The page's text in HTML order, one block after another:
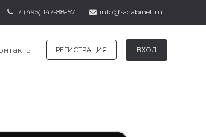
7 (495) 147-88-57 info@s-cabinet.ru
РЕГИСТРАЦИЯ ВХОД